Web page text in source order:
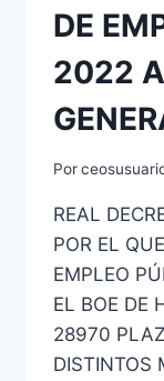
DE
2022
Por
REAL
POR EL
EMPLEO
EL BOE DE
28970
DISTINTOS